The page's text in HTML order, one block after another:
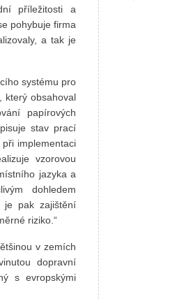
příležitosti a
pohybuje firma
a tak je
systému pro
který obsahoval
papírových
stav prací
implementaci
vzorovou
jazyka a
dohledem
je pak zajištění
riziko.“
v zemích
dopravní
s evropskými